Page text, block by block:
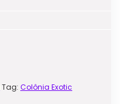
Tag: Colônia Exotic